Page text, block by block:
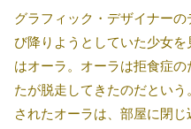
グラフィック・デザイナー
び降りようとしていた少女
はオーラ。オーラは拒食症
たが脱走してきたのだとい
されたオーラは、部屋に閉